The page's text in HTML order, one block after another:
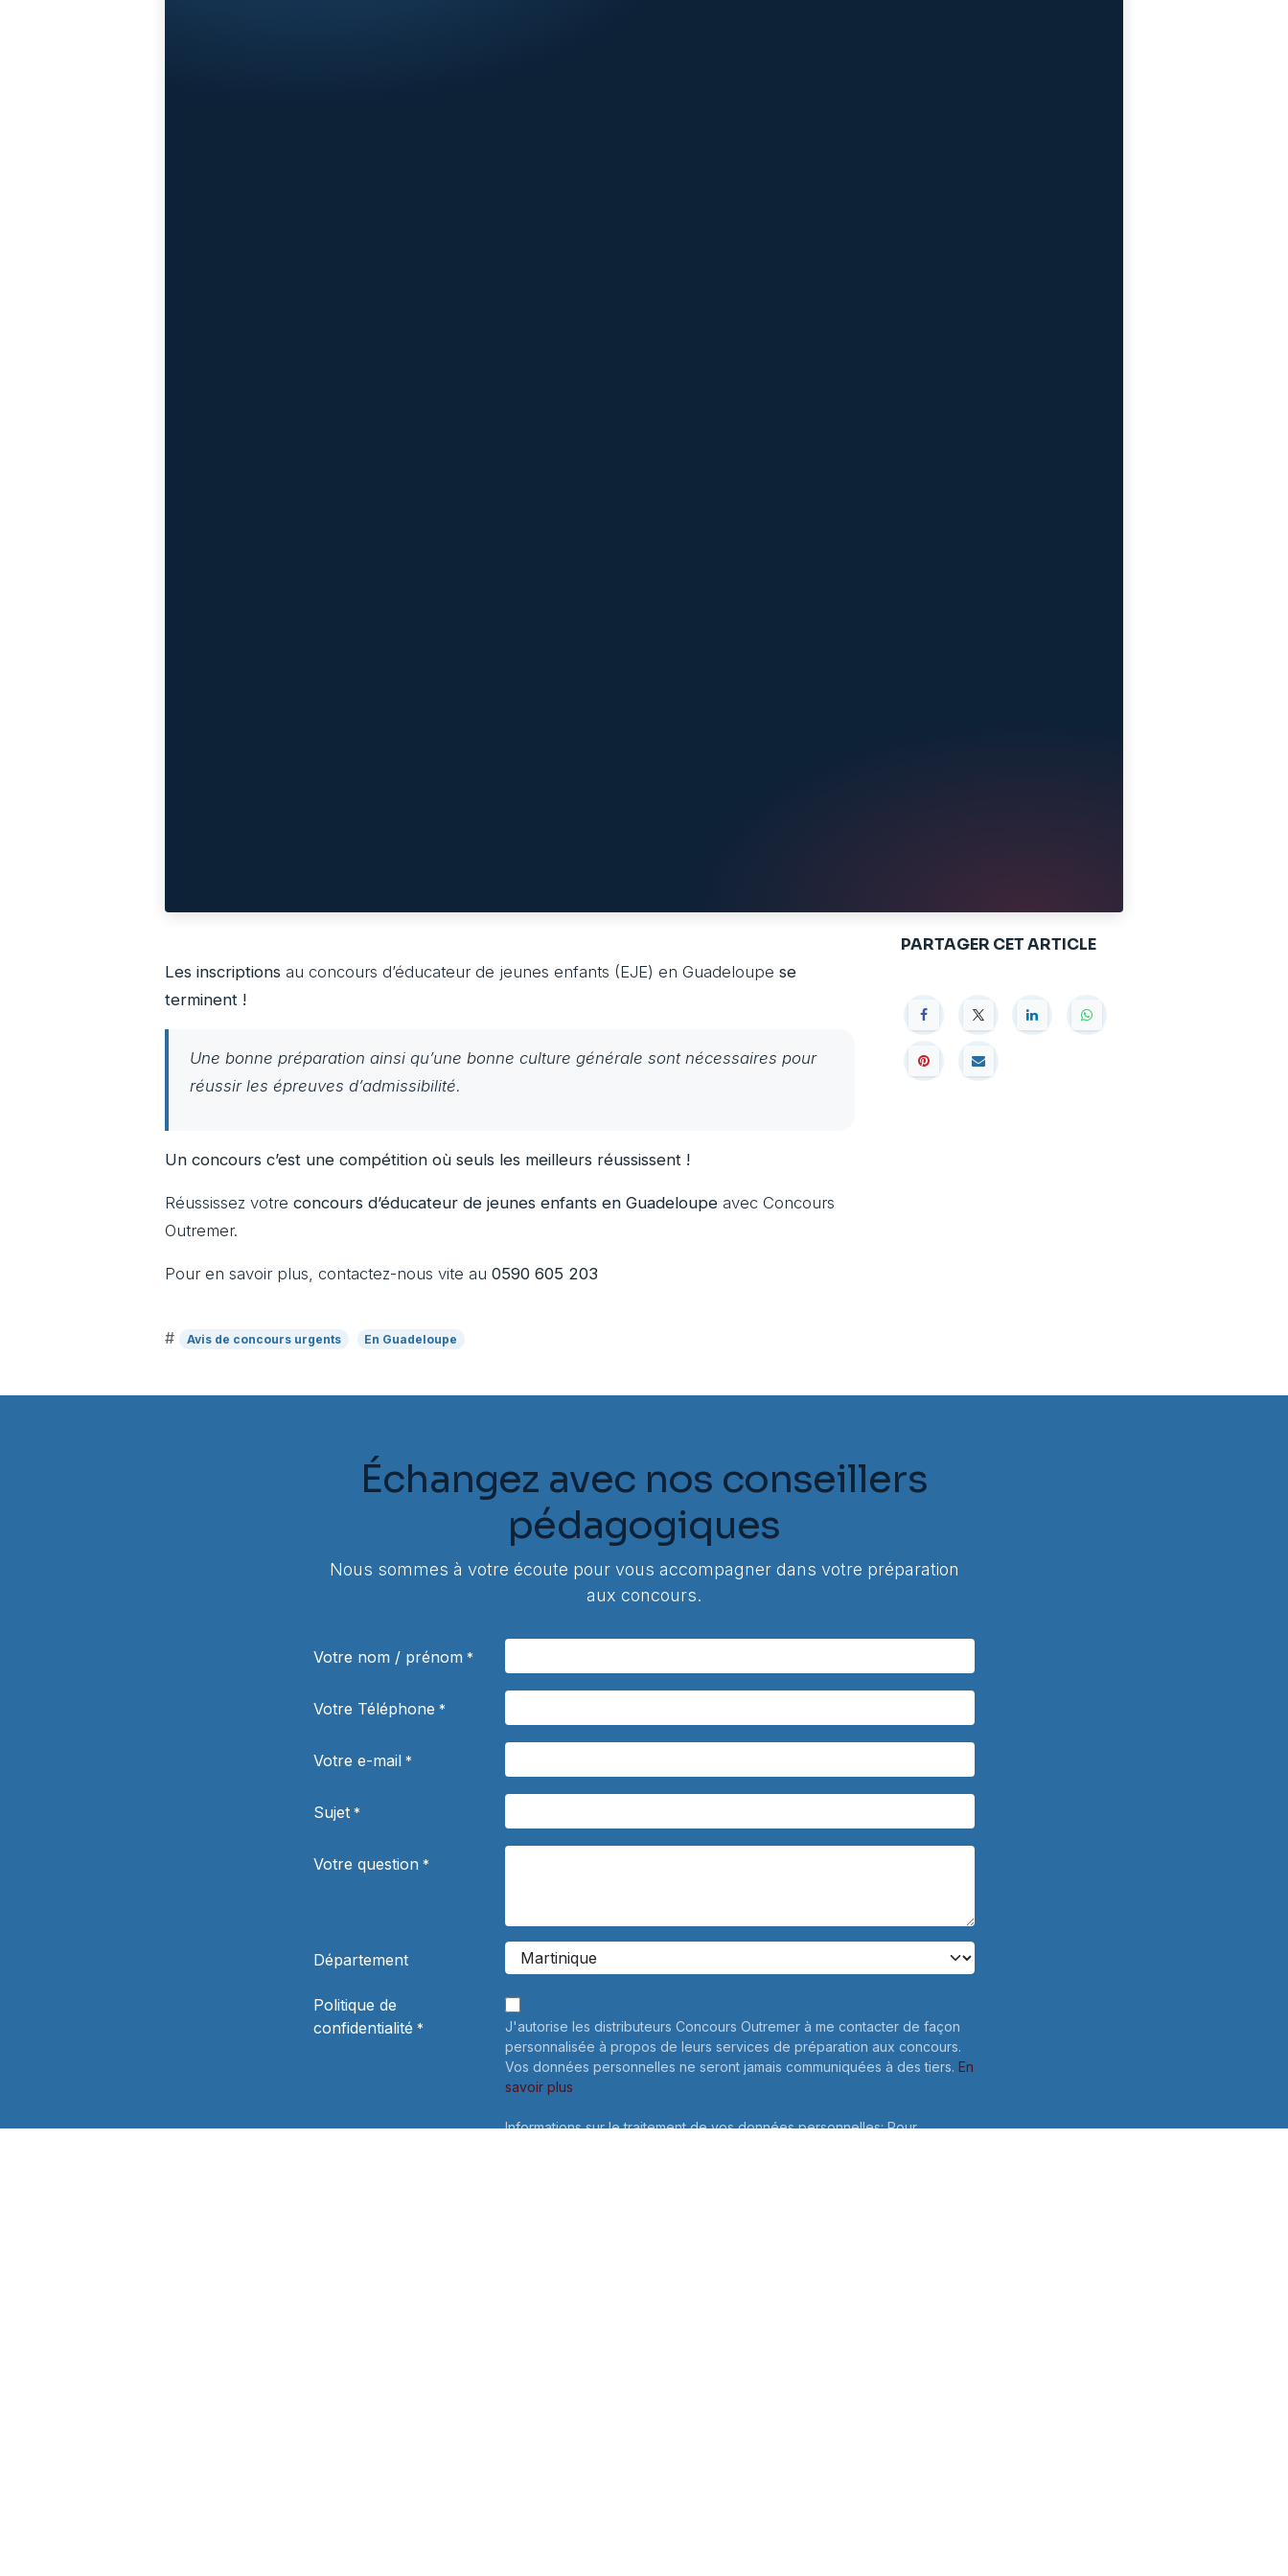
Les inscriptions au concours d’éducateur de jeunes enfants (EJE) en Guadeloupe se
terminent !
Une bonne préparation ainsi qu’une bonne culture générale sont nécessaires pour
réussir les épreuves d’admissibilité.
Un concours c’est une compétition où seuls les meilleurs réussissent !
Réussissez votre concours d’éducateur de jeunes enfants en Guadeloupe avec Concours
Outremer.
Pour en savoir plus, contactez-nous vite au 0590 605 203
# Avis de concours urgents En Guadeloupe
PARTAGER CET ARTICLE
Échangez avec nos conseillers
pédagogiques
Nous sommes à votre écoute pour vous accompagner dans votre préparation
aux concours.
Votre nom / prénom *
Votre Téléphone *
Votre e-mail *
Sujet *
Votre question *
Département
Politique de
confidentialité *
J'autorise les distributeurs Concours Outremer à me contacter de façon
personnalisée à propos de leurs services de préparation aux concours.
Vos données personnelles ne seront jamais communiquées à des tiers. En
savoir plus
Informations sur le traitement de vos données personnelles: Pour